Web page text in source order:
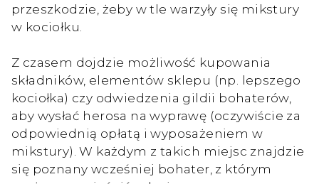
przeszkodzie, żeby w tle warzyły się mikstury
w kociołku.
Z czasem dojdzie możliwość kupowania
składników, elementów sklepu (np. lepszego
kociołka) czy odwiedzenia gildii bohaterów,
aby wysłać herosa na wyprawę (oczywiście za
odpowiednią opłatą i wyposażeniem w
mikstury). W każdym z takich miejsc znajdzie
się poznany wcześniej bohater, z którym